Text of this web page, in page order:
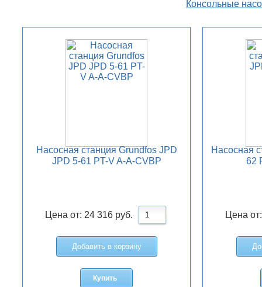
Консольные
Насосная станция Grundfos JPD
JPD 5-61 PT-V A-A-CVBP
Цена от: 24 316 руб.
Добавить в корзину
Купить
Насосная
62
Цена